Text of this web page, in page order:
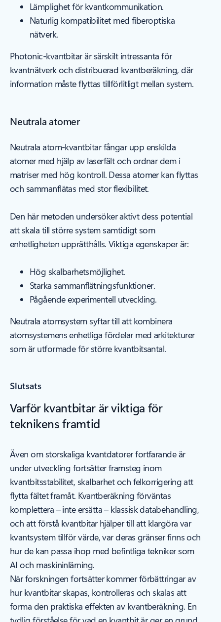
Lämplighet för kvantkommunikation.
Naturlig kompatibilitet med fiberoptiska
nätverk.
Photonic-kvantbitar är särskilt intressanta för
kvantnätverk och distribuerad kvantberäkning, där
information måste flyttas tillförlitligt mellan system.
Neutrala atomer
Neutrala atom-kvantbitar fångar upp enskilda
atomer med hjälp av laserfält och ordnar dem i
matriser med hög kontroll. Dessa atomer kan flyttas
och sammanflätas med stor flexibilitet.
Den här metoden undersöker aktivt dess potential
att skala till större system samtidigt som
enhetligheten upprätthålls. Viktiga egenskaper är:
Hög skalbarhetsmöjlighet.
Starka sammanflätningsfunktioner.
Pågående experimentell utveckling.
Neutrala atomsystem syftar till att kombinera
atomsystemens enhetliga fördelar med arkitekturer
som är utformade för större kvantbitsantal.
Slutsats
Varför kvantbitar är viktiga för
teknikens framtid
Även om storskaliga kvantdatorer fortfarande är
under utveckling fortsätter framsteg inom
kvantbitsstabilitet, skalbarhet och felkorrigering att
flytta fältet framåt. Kvantberäkning förväntas
komplettera – inte ersätta – klassisk databehandling,
och att förstå kvantbitar hjälper till att klargöra var
kvantsystem tillför värde, var deras gränser finns och
hur de kan passa ihop med befintliga tekniker som
AI och maskininlärning.
När forskningen fortsätter kommer förbättringar av
hur kvantbitar skapas, kontrolleras och skalas att
forma den praktiska effekten av kvantberäkning. En